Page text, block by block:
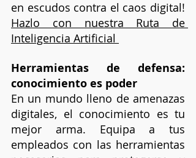
Hazlo con nuestra Ruta de
Inteligencia Artificial
Herramientas de defensa:
conocimiento es poder
En un mundo lleno de amenazas
digitales, el conocimiento es tu
mejor arma. Equipa a tus
empleados con las herramientas